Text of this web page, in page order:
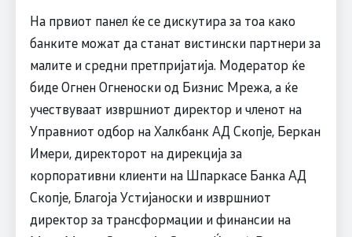
На првиот панел ќе се дискутира за тоа како
банките можат да станат вистински партнери за
малите и средни претпријатија. Модератор ќе
биде Огнен Огненоски од Бизнис Мрежа, а ќе
учествуваат извршниот директор и членот на
Управниот одбор на Халкбанк АД Скопје, Беркан
Имери, директорот на дирекција за
корпоративни клиенти на Шпаркасе Банка АД
Скопје, Благоја Устијаноски и извршниот
директор за трансформации и финансии на